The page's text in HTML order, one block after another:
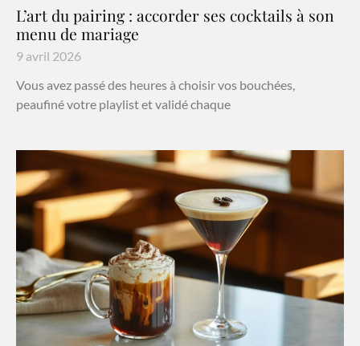
L’art du pairing : accorder ses cocktails à son
menu de mariage
9 avril 2026
Vous avez passé des heures à choisir vos bouchées,
peaufiné votre playlist et validé chaque